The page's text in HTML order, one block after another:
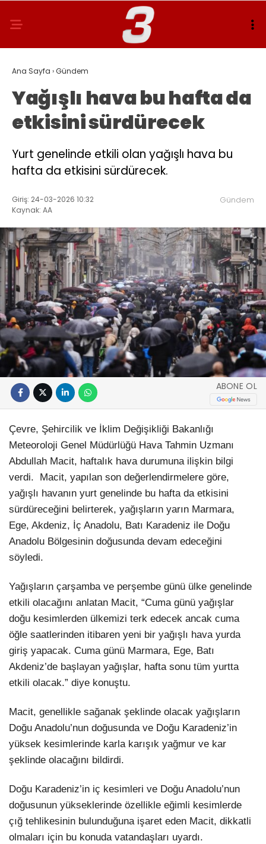
Ana Sayfa ›Gündem
Yağışlı hava bu hafta da
etkisini sürdürecek
Yurt genelinde etkili olan yağışlı hava bu
hafta da etkisini sürdürecek.
Giriş: 24-03-2026 10:32
Kaynak: AA
Gündem
ABONE OL
Çevre, Şehircilik ve İklim Değişikliği Bakanlığı
Meteoroloji Genel Müdürlüğü Hava Tahmin Uzmanı
Abdullah Macit, haftalık hava durumuna ilişkin bilgi
verdi. Macit, yapılan son değerlendirmelere göre,
yağışlı havanın yurt genelinde bu hafta da etkisini
sürdüreceğini belirterek, yağışların yarın Marmara,
Ege, Akdeniz, İç Anadolu, Batı Karadeniz ile Doğu
Anadolu Bölgesinin doğusunda devam edeceğini
söyledi.
Yağışların çarşamba ve perşembe günü ülke genelinde
etkili olacağını anlatan Macit, “Cuma günü yağışlar
doğu kesimlerden ülkemizi terk edecek ancak cuma
öğle saatlerinden itibaren yeni bir yağışlı hava yurda
giriş yapacak. Cuma günü Marmara, Ege, Batı
Akdeniz’de başlayan yağışlar, hafta sonu tüm yurtta
etkili olacak.” diye konuştu.
Macit, genellikle sağanak şeklinde olacak yağışların
Doğu Anadolu’nun doğusunda ve Doğu Karadeniz’in
yüksek kesimlerinde karla karışık yağmur ve kar
şeklinde olacağını bildirdi.
Doğu Karadeniz’in iç kesimleri ve Doğu Anadolu’nun
doğusunun yükseklerinde özellikle eğimli kesimlerde
çığ tehlikesinin bulunduğuna işaret eden Macit, dikkatli
olmaları için bu konuda vatandaşları uyardı.